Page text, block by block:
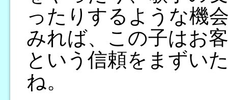
ったりするような機
みれば、この子はお
という信頼をまずい
ね。